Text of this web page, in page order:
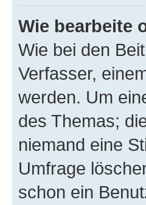
Wie bearbeite
Wie bei den
Verfasser,
werden. Um
des Themas;
niemand eine
Umfrage
schon ein